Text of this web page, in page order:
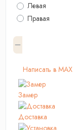
Левая
Правая
Написать в MAX
Замер
Доставка